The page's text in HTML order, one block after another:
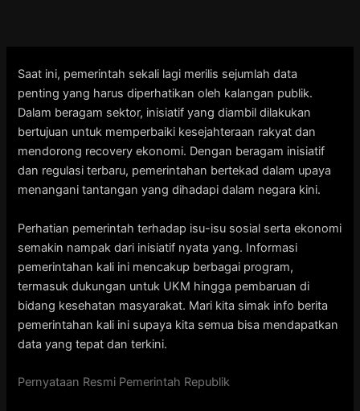
Saat ini, pemerintah sekali lagi merilis sejumlah data
penting yang harus diperhatikan oleh kalangan publik.
Dalam beragam sektor, inisiatif yang diambil dilakukan
bertujuan untuk memperbaiki kesejahteraan rakyat dan
mendorong recovery ekonomi. Dengan beragam inisiatif
dan regulasi terbaru, pemerintahan bertekad dalam upaya
menangani tantangan yang dihadapi dalam negara kini.
Perhatian pemerintah terhadap isu-isu sosial serta ekonomi
semakin nampak dari inisiatif nyata yang. Informasi
pemerintahan kali ini mencakup berbagai program,
termasuk dukungan untuk UKM hingga pembaruan di
bidang kesehatan masyarakat. Mari kita simak info berita
pemerintahan kali ini supaya kita semua bisa mendapatkan
data yang tepat dan terkini.
Pernyataan Resmi Pemerintah Republik